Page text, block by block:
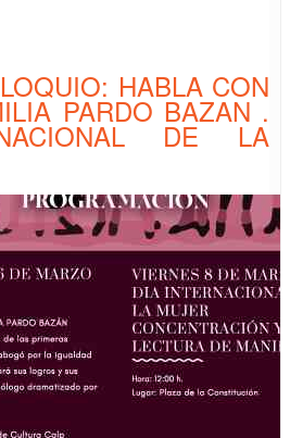
FERNÁNDEZ
HABLA CON
PARDO BAZAN .
DE LA